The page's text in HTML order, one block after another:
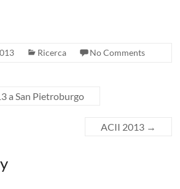
Ricerca No Comments
a San Pietroburgo
ACII 2013 →